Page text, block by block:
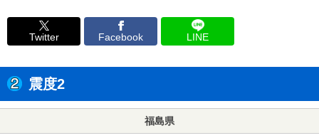
Twitter Facebook LINE
震度2
福島県